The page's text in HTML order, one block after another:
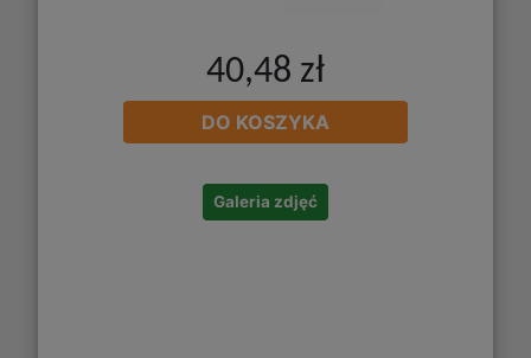
40,48 zł
DO KOSZYKA
Galeria zdjęć